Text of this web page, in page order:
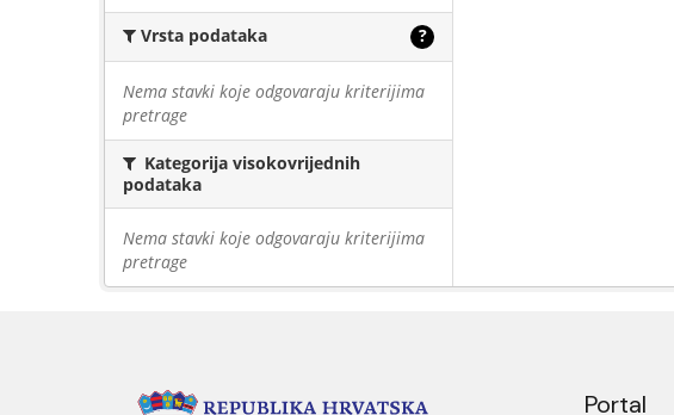
Vrsta podataka ?
Nema stavki koje odgovaraju kriterijima
pretrage
Kategorija visokovrijednih
podataka
Nema stavki koje odgovaraju kriterijima
pretrage